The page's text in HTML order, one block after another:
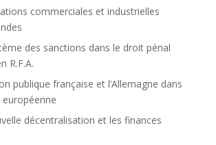
commerciales et industrielles
des sanctions dans le droit pénal
R.F.A.
publique française et l’Allemagne dans
décentralisation et les finances